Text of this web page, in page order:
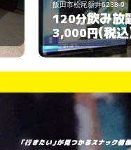
飯田市松
60分
3,000